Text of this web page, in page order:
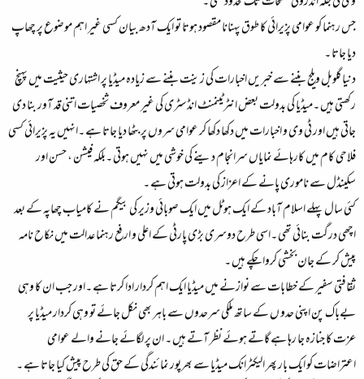
جس رہنما کو عوامی پزیرائی کا طوق پہنانا مقصود ہوتا تو ایک آدھ بیان کسی غیر اہم موضوع پر چھاپ
دیا جاتا ۔
دنیا گلوبل ویلج بننے سے خبریں اخبارات کی زینت بننے سے زیادہ میڈیا پر اشتہاری حیثیت میں پہنچ
رکھتی ہیں ۔میڈیا کی بدولت بعض انٹرٹینمنٹ انڈسٹری کی غیر معروف ثخصیات اتنی قد آور بنا دی
جاتی ہیں اور ٹی وی و اخبارات میں دکھا دکھا کر عوامی سروں پر بٹھا دیا جاتا ہے ۔انہیں یہ پزیرائی کسی
فلاحی کام میں کارہائے نمایاں سرانجام دینے کی خوشی میں نہیں ہوتی ۔بلکہ فیشن ، حسن اور
سکینڈل سے ناموری پانے کے اعزاز کی بدولت ہوتی ہے ۔
کئی سال پہلے اسلام آباد کے ایک ہوٹل میں ایک صوبائی وزیر کی بیگم نے کامیاب چھاپہ کے بعد
اچھی درگت بنائی تھی ۔اسی طرح دوسری بڑی پارٹی کے اعلی و ارفع رہنما عدالت میں نکاح نامہ
پیش کر کے جان بخشی کروا چکے ہیں ۔
ثقافتی سفیر کے خطابات سے نوازنے میں میڈیا ایک اہم کردار ادا کرتا ہے ۔اور جب ان کا وہی
بےباک پن اپنی حدو ں کے ساتھ ملکی سرحدوں سے باہر بھی نکل جائے تو وہی کردار میڈیا پر
عزت کا جنازہ جا رہا ہے گاتے ہوئے نظر آتے ہیں ۔ ان پر لگائے جانے والے عوامی
اعتراضات کو ایک بار پھر الیکٹرانک میڈیا سے بھرپور نمائندگی کے حق کی طرح پیش کیا جاتا ہے ۔